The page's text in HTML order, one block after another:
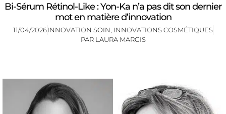
Bi-Sérum Rétinol-Like : Yon-Ka n’a pas dit son dernier
mot en matière d’innovation
11/04/2026INNOVATION SOIN INNOVATIONS COSMÉTIQUES
PAR LAURA MARGIS